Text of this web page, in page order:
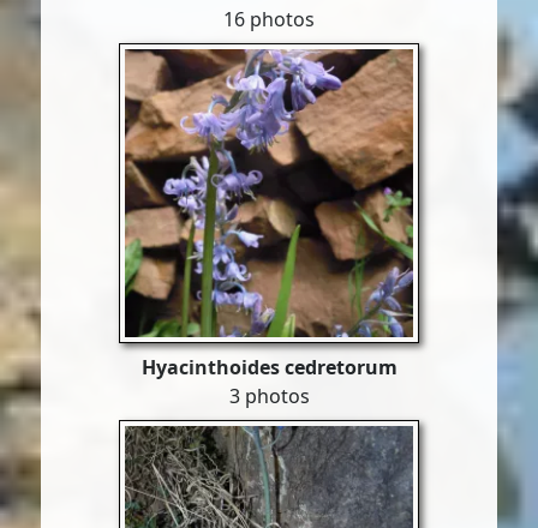
16 photos
Hyacinthoides cedretorum
3 photos